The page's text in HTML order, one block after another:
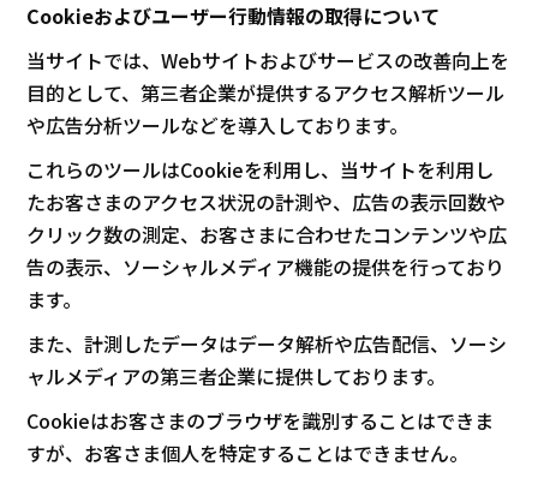
Cookieおよびユーザー行動情報の取得について
当サイトでは、Webサイトおよびサービスの改善向上を
目的として、第三者企業が提供するアクセス解析ツール
や広告分析ツールなどを導入しております。
これらのツールはCookieを利用し、当サイトを利用し
たお客さまのアクセス状況の計測や、広告の表示回数や
クリック数の測定、お客さまに合わせたコンテンツや広
告の表示、ソーシャルメディア機能の提供を行っており
ます。
また、計測したデータはデータ解析や広告配信、ソーシ
ャルメディアの第三者企業に提供しております。
Cookieはお客さまのブラウザを識別することはできま
すが、お客さま個人を特定することはできません。